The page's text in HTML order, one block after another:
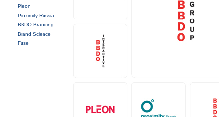
Pleon
Proximity Russia
BBDO Branding
Brand Science
Fuse